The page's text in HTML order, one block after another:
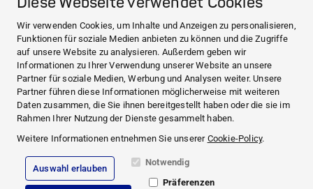
Wir verwenden Cookies, um Inhalte und Anzeigen zu personalisieren,
Funktionen für soziale Medien anbieten zu können und die Zugriffe
auf unsere Website zu analysieren. Außerdem geben wir
Informationen zu Ihrer Verwendung unserer Website an unsere
Partner für soziale Medien, Werbung und Analysen weiter. Unsere
Partner führen diese Informationen möglicherweise mit weiteren
Daten zusammen, die Sie ihnen bereitgestellt haben oder die sie im
Rahmen Ihrer Nutzung der Dienste gesammelt haben.
Weitere Informationen entnehmen Sie unserer Cookie-Policy.
Auswahl erlauben
Notwendig
Präferenzen
Fachberatung
DESINFACTS
Newsletter
Konzentrat-Rechner
Weiterführende Links
Über uns
Fachberatung
NEWS UND THEMEN
HYGIENEWISSEN
SERVICE
Rechtliche Hinweise